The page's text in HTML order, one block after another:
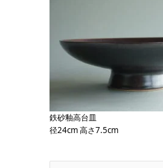
鉄砂釉高台皿
径24cm 高さ7.5cm